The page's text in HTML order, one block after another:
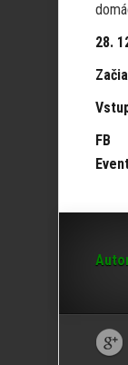
28.
FB